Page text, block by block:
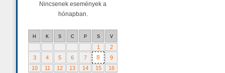
Nincsenek események a
hónapban.
H K S C P S V
1
2
3
4 5 6 7 8
9
10
11 12 13 14 15
16